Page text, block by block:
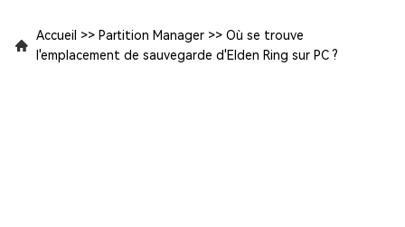
Accueil >> Partition Manager >> Où se trouve
l'emplacement de sauvegarde d'Elden Ring sur PC ?